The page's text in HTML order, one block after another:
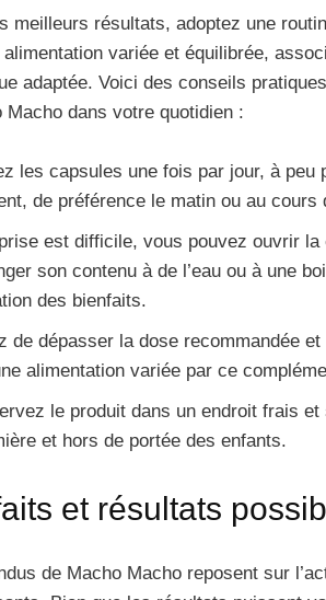
meilleurs résultats, adoptez une
variée et équilibrée,
adaptée. Voici des conseils
Macho dans votre quotidien :
les capsules une fois par jour, à peu
de préférence le matin ou au cours
est difficile, vous pouvez ouvrir la
son contenu à de l’eau ou à une
des bienfaits.
de dépasser la dose recommandée
alimentation variée par ce
le produit dans un endroit frais et
et hors de portée des enfants.
et résultats
de Macho Macho reposent sur